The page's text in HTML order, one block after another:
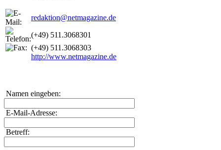
redaktion@netmagazine.de
(+49) 511.3068301
(+49) 511.3068303
http://www.netmagazine.de
Namen eingeben:
E-Mail-Adresse:
Betreff: